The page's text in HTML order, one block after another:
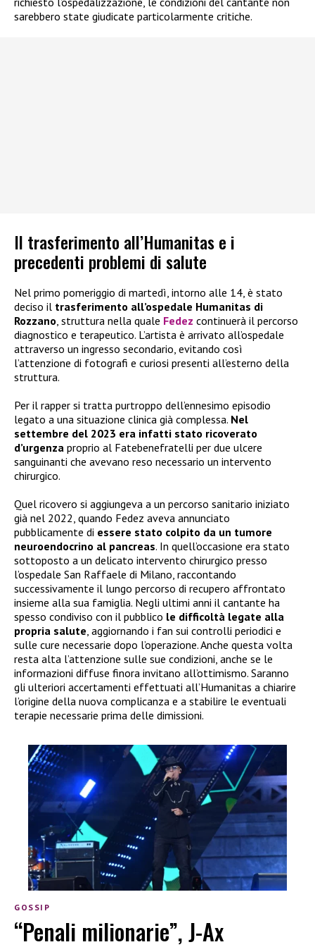
sarebbero state giudicate particolarmente critiche.
Il trasferimento all’Humanitas e i
precedenti problemi di salute
Nel primo pomeriggio di martedì, intorno alle 14, è stato
deciso il trasferimento all’ospedale Humanitas di
Rozzano , struttura nella quale Fedez continuerà il percorso
diagnostico e terapeutico. L’artista è arrivato all’ospedale
attraverso un ingresso secondario, evitando così
l’attenzione di fotografi e curiosi presenti all’esterno della
struttura.
Per il rapper si tratta purtroppo dell’ennesimo episodio
legato a una situazione clinica già complessa. Nel
settembre del 2023 era infatti stato ricoverato
d’urgenza proprio al Fatebenefratelli per due ulcere
sanguinanti che avevano reso necessario un intervento
chirurgico.
Quel ricovero si aggiungeva a un percorso sanitario iniziato
già nel 2022, quando Fedez aveva annunciato
pubblicamente di essere stato colpito da un tumore
neuroendocrino al pancreas. In quell’occasione era stato
sottoposto a un delicato intervento chirurgico presso
l’ospedale San Raffaele di Milano, raccontando
successivamente il lungo percorso di recupero affrontato
insieme alla sua famiglia. Negli ultimi anni il cantante ha
spesso condiviso con il pubblico le difficoltà legate alla
propria salute , aggiornando i fan sui controlli periodici e
sulle cure necessarie dopo l’operazione. Anche questa volta
resta alta l’attenzione sulle sue condizioni, anche se le
informazioni diffuse finora invitano all’ottimismo. Saranno
gli ulteriori accertamenti effettuati all’Humanitas a chiarire
l’origine della nuova complicanza e a stabilire le eventuali
terapie necessarie prima delle dimissioni.
GOSSIP
“Penali milionarie”, J-Ax